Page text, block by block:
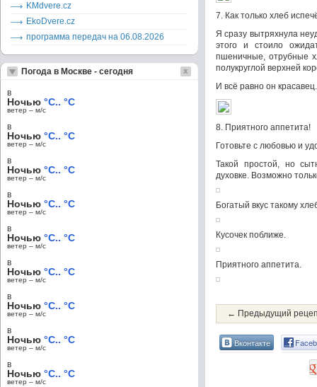
7. Как только хлеб
Я сразу вытряхнула
этого и стоило
пшеничные, отрубные
полукруглой верхней
И всё равно он красавец.
8. Приятного аппетита!
Готовьте с любовью и
Такой простой, но
духовке. Возможно
Богатый вкус такому
Кусочек поближе.
Приятного аппетита.
← Предыдущий
Вконтакте
KMdvere.cz
EkoDvere.cz
программа передач на 06.08.2026
Погода в Москве - сегодня
в
Ночью °C.. °C
ветер – м/c
в
Ночью °C.. °C
ветер – м/c
в
Ночью °C.. °C
ветер – м/c
в
Ночью °C.. °C
ветер – м/c
в
Ночью °C.. °C
ветер – м/c
в
Ночью °C.. °C
ветер – м/c
в
Ночью °C.. °C
ветер – м/c
в
Ночью °C.. °C
ветер – м/c
в
Ночью °C.. °C
ветер – м/c